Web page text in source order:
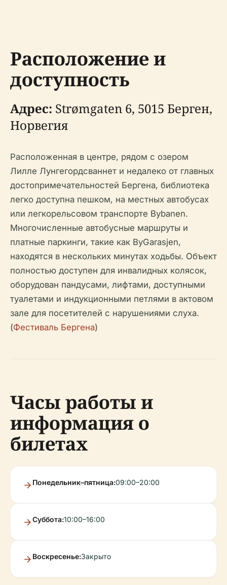
Расположение и
доступность
Адрес: Strømgaten 6, 5015 Берген,
Норвегия
Расположенная в центре, рядом с озером
Лилле Лунгегордсваннет и недалеко от главных
достопримечательностей Бергена, библиотека
легко доступна пешком, на местных автобусах
или легкорельсовом транспорте Bybanen.
Многочисленные автобусные маршруты и
платные паркинги, такие как ByGarasjen,
находятся в нескольких минутах ходьбы. Объект
полностью доступен для инвалидных колясок,
оборудован пандусами, лифтами, доступными
туалетами и индукционными петлями в актовом
зале для посетителей с нарушениями слуха.
(Фестиваль Бергена)
Часы работы и
информация о
билетах
Понедельник–пятница:09:00–20:00
Суббота:10:00–16:00
Воскресенье:Закрыто